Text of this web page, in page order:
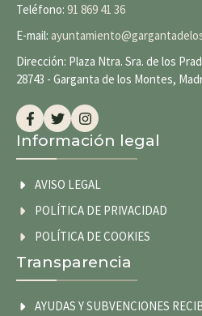
Teléfono: 91 869 41 36
E-mail:
Dirección: Plaza Ntra. Sra. de los
28743 - Garganta de los Montes,
Información legal
AVISO LEGAL
POLÍTICA DE PRIVACIDAD
POLÍTICA DE COOKIES
Transparencia
AYUDAS Y SUBVENCIONES